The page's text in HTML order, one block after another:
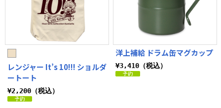
レンジャー It’s 10!!! ショルダ
ートート
¥2,200（税込）
洋上補給 ドラム缶マグカップ
¥3,410（税込）